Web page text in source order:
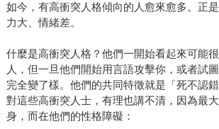
如今，有高衝突人格傾向的人愈來愈多。正
力大、情緒差。
什麼是高衝突人格？他們一開始看起來可能
人，但一旦他們開始用言語攻擊你，或者試
完全變了樣。他們的共同特徵就是「死不認
對這些高衝突人士，有理也講不清，因為最
身，而在他們的性格障礙：